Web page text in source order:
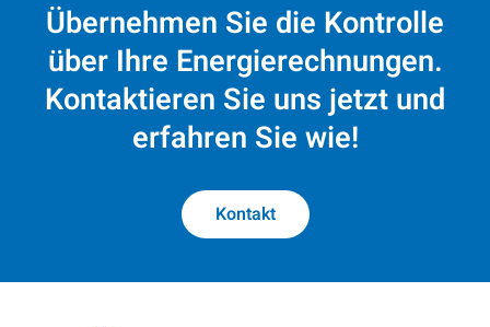
Übernehmen Sie die Kontrolle
über Ihre Energierechnungen.
Kontaktieren Sie uns jetzt und
erfahren Sie wie!
Kontakt